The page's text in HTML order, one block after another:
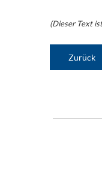
(Dieser Text
Zurück